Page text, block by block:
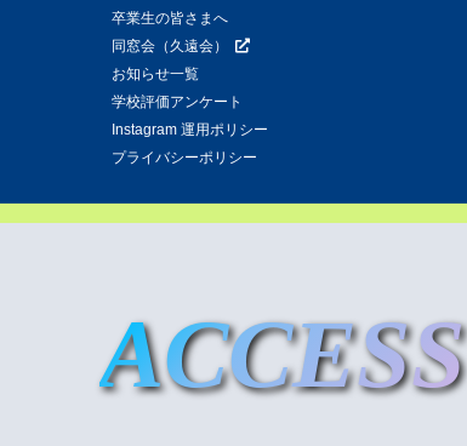
卒業生の皆さまへ
同窓会（久遠会）
お知らせ一覧
学校評価アンケート
Instagram 運用ポリシー
プライバシーポリシー
ACCESS